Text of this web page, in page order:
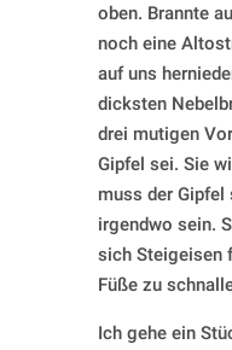
oben. Brannte
noch eine
auf uns
dicksten
drei mutigen
Gipfel sei. Sie
muss der
irgendwo sein.
sich Steigeisen
Füße zu
Ich gehe ein